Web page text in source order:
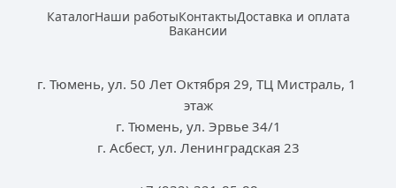
КаталогНаши работыКонтактыДоставка и оплата
Вакансии
г. Тюмень, ул. 50 Лет Октября 29, ТЦ Мистраль, 1
этаж
г. Тюмень, ул. Эрвье 34/1
г. Асбест, ул. Ленинградская 23